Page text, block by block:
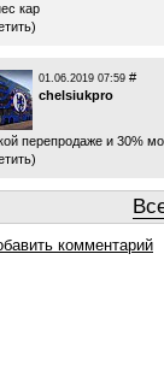
кар
)
01.06.2019 07:59 #
chelsiukpro
перепродаже и 30%
)
комментарий